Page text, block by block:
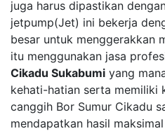
juga harus dipastikan
jetpump(Jet) ini bekerja
besar untuk menggerakkan
itu menggunakan jasa
Cikadu Sukabumi yang
kehati-hatian serta memiliki
canggih Bor Sumur Cikadu
mendapatkan hasil